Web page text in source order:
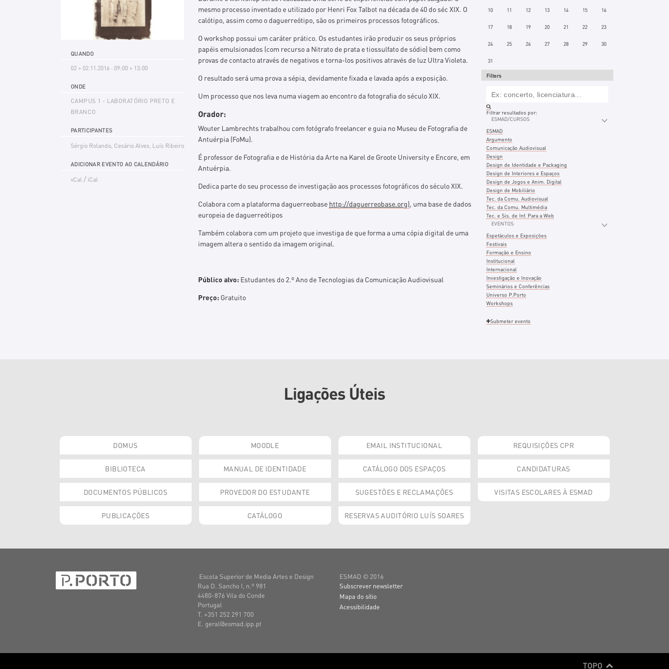
QUANDO
02 > 02.11.2016 · 09:00 > 13:00
ONDE
CAMPUS 1 - LABORATÓRIO PRETO E
BRANCO
PARTICIPANTES
Sérgio Rolando, Cesário Alves, Luís Ribeiro
ADICIONAR EVENTO AO CALENDÁRIO
vCal / iCal
mesmo processo inventado e utilizado por Henri Fox Talbot na década de 40 do séc XIX. O
calótipo, assim como o daguerreótipo, são os primeiros processos fotográficos.
O workshop possui um caráter prático. Os estudantes irão produzir os seus próprios
papéis emulsionados (com recurso a Nitrato de prata e tiossulfato de sódio) bem como
provas de contacto através de negativos e torna-los positivos através de luz Ultra Violeta.
O resultado será uma prova a sépia, devidamente fixada e lavada após a exposição.
Um processo que nos leva numa viagem ao encontro da fotografia do século XIX.
Orador:
Wouter Lambrechts trabalhou com fotógrafo freelancer e guia no Museu de Fotografia de
Antuérpia (FoMu).
É professor de Fotografia e de História da Arte na Karel de Groote University e Encore, em
Antuérpia.
Dedica parte do seu processo de investigação aos processos fotográficos do século XIX.
Colabora com a plataforma daguerreobase http://daguerreobase.org), uma base de dados
europeia de daguerreótipos
Também colabora com um projeto que investiga de que forma a uma cópia digital de uma
imagem altera o sentido da imagem original.
Público alvo: Estudantes do 2.º Ano de Tecnologias da Comunicação Audiovisual
Preço: Gratuito
10 11 12 13 14 15 16
17 18 19 20 21 22 23
24 25 26 27 28 29 30
31
Filters
Filtrar resultados por:
ESMAD/CURSOS
ESMAD
Argumento
Comunicação Audiovisual
Design
Design de Identidade e Packaging
Design de Interiores e Espaços
Design de Jogos e Anim. Digital
Design de Mobiliário
Tec. da Comu. Audiovisual
Tec. da Comu. Multimédia
Tec. e Sis. de Inf. Para a Web
EVENTOS
Espetáculos e Exposições
Festivais
Formação e Ensino
Institucional
Internacional
Investigação e Inovação
Seminários e Conferências
Universo P.Porto
Workshops
Submeter evento
Ligações Úteis
DOMUS MOODLE EMAIL INSTITUCIONAL REQUISIÇÕES CPR
BIBLIOTECA MANUAL DE IDENTIDADE CATÁLOGO DOS ESPAÇOS CANDIDATURAS
DOCUMENTOS PÚBLICOS PROVEDOR DO ESTUDANTE SUGESTÕES E RECLAMAÇÕES VISITAS ESCOLARES À ESMAD
PUBLICAÇÕES CATÁLOGO RESERVAS AUDITÓRIO LUÍS SOARES
Escola Superior de Media Artes e Design
Rua D. Sancho I, n.º 981
4480-876 Vila do Conde
Portugal
T. +351 252 291 700
E. geral@esmad.ipp.pt
ESMAD © 2016
Subscrever newsletter
Mapa do sítio
Acessibilidade
TOPO